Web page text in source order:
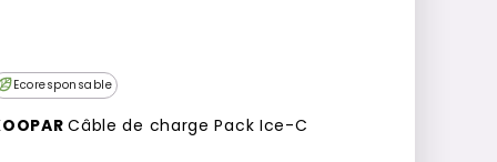
Ecoresponsable
Câble de charge Pack Ice-C